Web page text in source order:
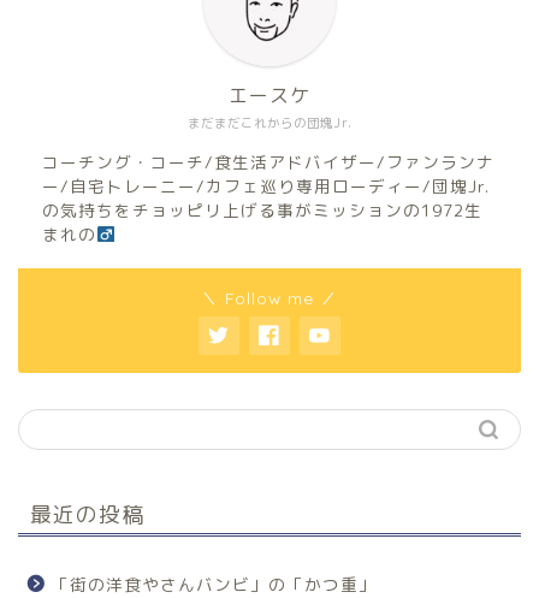
まだまだこれからの団塊Jr.
エースケ
コーチング・コーチ/食生活アドバイザー/ファンランナ
ー/自宅トレーニー/カフェ巡り専用ローディー/団塊Jr.
の気持ちをチョッピリ上げる事がミッションの1972生
まれの
＼ Follow me ／
最近の投稿
「街の洋食やさんバンビ」の「かつ重」